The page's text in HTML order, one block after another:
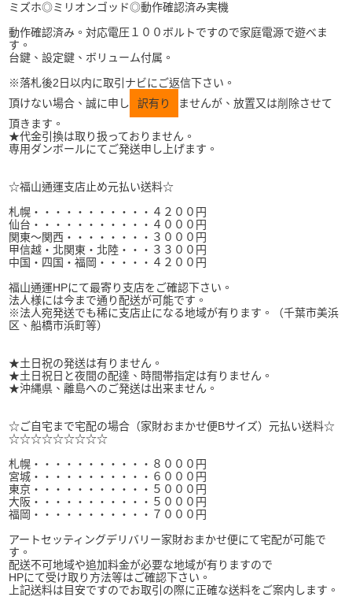
ミズホ◎ミリオンゴッド◎動作確認済み実機
動作確認済み。対応電圧１００ボルトですので家庭電源で遊べま
す。
台鍵、設定鍵、ボリューム付属。
※落札後2日以内に取引ナビにご返信下さい。
頂けない場合、誠に申し
訳有り
ませんが、放置又は削除させて
頂きます。
★代金引換は取り扱っておりません。
専用ダンボールにてご発送申し上げます。
☆福山通運支店止め元払い送料☆
札幌・・・・・・・・・・・４２００円
仙台・・・・・・・・・・・４０００円
関東～関西・・・・・・・・３０００円
甲信越・北関東・北陸・・・３３００円
中国・四国・福岡・・・・・４２００円
福山通運HPにて最寄り支店をご確認下さい。
法人様には今まで通り配送が可能です。
※法人宛発送でも稀に支店止になる地域が有ります。（千葉市美浜
区、船橋市浜町等）
★土日祝の発送は有りません。
★土日祝日と夜間の配達、時間帯指定は有りません。
★沖縄県、離島へのご発送は出来ません。
☆ご自宅まで宅配の場合（家財おまかせ便Bサイズ）元払い送料☆
☆☆☆☆☆☆☆☆☆
札幌・・・・・・・・・・・８０００円
宮城・・・・・・・・・・・６０００円
東京・・・・・・・・・・・５０００円
大阪・・・・・・・・・・・５０００円
福岡・・・・・・・・・・・７０００円
アートセッティングデリバリー家財おまかせ便にて宅配が可能で
す。
配送不可地域や追加料金が必要な地域が有りますので
HPにて受け取り方法等はご確認下さい。
上記送料は目安ですのでお取引の際に正確な送料をご案内します。